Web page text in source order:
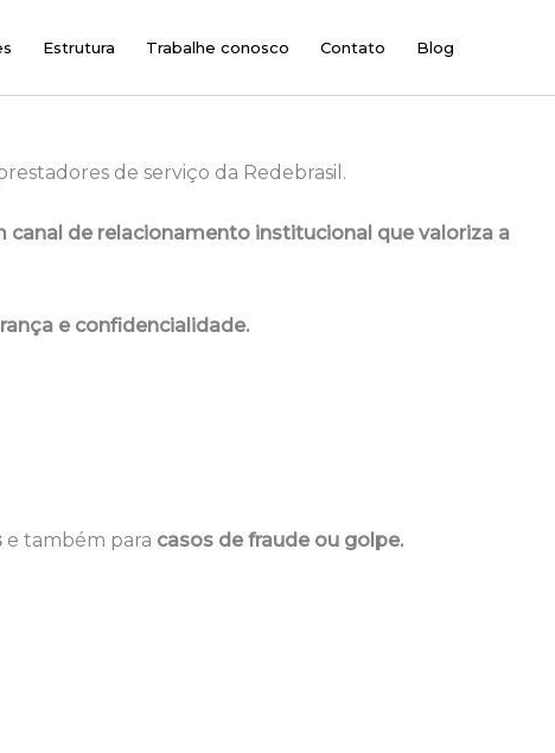
Estrutura Trabalhe conosco Contato Blog
de serviço da Redebrasil.
de relacionamento institucional que valoriza a
e confidencialidade.
e também para casos de fraude ou golpe.